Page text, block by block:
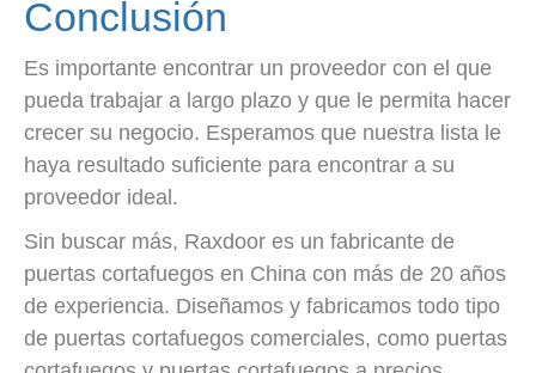
Conclusión
Es importante encontrar un proveedor con el que
pueda trabajar a largo plazo y que le permita hacer
crecer su negocio. Esperamos que nuestra lista le
haya resultado suficiente para encontrar a su
proveedor ideal.
Sin buscar más, Raxdoor es un fabricante de
puertas cortafuegos en China con más de 20 años
de experiencia. Diseñamos y fabricamos todo tipo
de puertas cortafuegos comerciales, como puertas